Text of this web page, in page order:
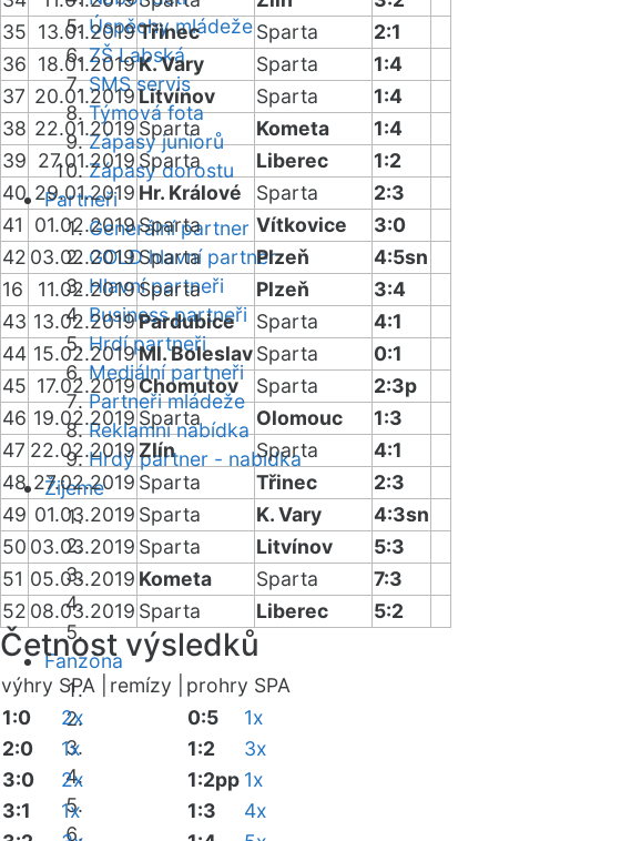
Úspěchy mládeže
ZŠ Labská
SMS servis
Týmová fota
Zápasy juniorů
Zápasy dorostu
Partneři
Generální partner
GOLD hlavní partner
Hlavní partneři
Business partneři
Hrdí partneři
Mediální partneři
Partneři mládeže
Reklamní nabídka
Hrdý partner - nabídka
Žijeme
Fanzóna
35 13.01.2019Třinec Sparta
2:1
36 18.01.2019K. Vary Sparta
1:4
37 20.01.2019Litvínov Sparta
1:4
38 22.01.2019 Sparta Kometa
1:4
39 27.01.2019 Sparta Liberec
1:2
40 29.01.2019 Hr. Králové Sparta
2:3
41
01.02.2019Sparta Vítkovice
3:0
42 03.02.2019Sparta Plzeň
4:5sn
16
11.02.2019Sparta Plzeň
3:4
43 13.02.2019Pardubice Sparta
4:1
44 15.02.2019Ml. BoleslavSparta
0:1
45 17.02.2019Chomutov Sparta
2:3p
46 19.02.2019 Sparta Olomouc
1:3
47 22.02.2019 Zlín Sparta
4:1
48 27.02.2019 Sparta Třinec
2:3
49 01.03.2019 Sparta K. Vary
4:3sn
50 03.03.2019 Sparta Litvínov
5:3
51 05.03.2019 Kometa Sparta
7:3
52 08.03.2019 Sparta Liberec 5:2
Četnost výsledků
výhry SPA | remízy |
prohry SPA
1:0
2x
2:0
1x
3:0
2x
3:1
1x
0:5
1x
1:2
3x
1:2pp 1x
1:3
4x